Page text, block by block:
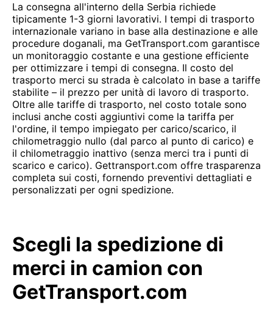
La consegna all'interno della Serbia richiede
tipicamente 1-3 giorni lavorativi. I tempi di trasporto
internazionale variano in base alla destinazione e alle
procedure doganali, ma GetTransport.com garantisce
un monitoraggio costante e una gestione efficiente
per ottimizzare i tempi di consegna. Il costo del
trasporto merci su strada è calcolato in base a tariffe
stabilite – il prezzo per unità di lavoro di trasporto.
Oltre alle tariffe di trasporto, nel costo totale sono
inclusi anche costi aggiuntivi come la tariffa per
l'ordine, il tempo impiegato per carico/scarico, il
chilometraggio nullo (dal parco al punto di carico) e
il chilometraggio inattivo (senza merci tra i punti di
scarico e carico). Gettransport.com offre trasparenza
completa sui costi, fornendo preventivi dettagliati e
personalizzati per ogni spedizione.
Scegli la spedizione di
merci in camion con
GetTransport.com